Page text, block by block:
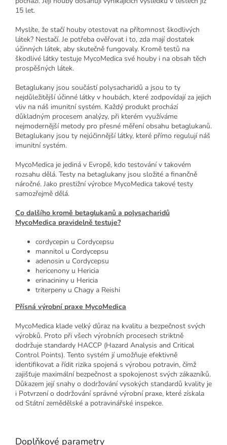
15 let.
Myslíte, že stačí houby otestovat na přítomnost škodlivých
látek? Nestačí. Je potřeba ověřovat i to, zda mají dostatek
účinných látek, aby skutečně fungovaly. Kromě testů na
škodlivé látky testuje MycoMedica své houby i na obsah těch
prospěšných látek.
Betaglukany jsou součástí polysacharidů a jsou to ty
nejdůležitější účinné látky v houbách, které zodpovídají za jejich
vliv na náš imunitní systém. Každý produkt prochází
důkladným procesem analýzy, při kterém využíváme
nejmodernější metody pro přesné měření obsahu betaglukanů.
Betaglukany jsou ty nejúčinnější látky, které přímo regulují náš
imunitní systém.
MycoMedica je jediná v Evropě, kdo testování v takovém
rozsahu dělá. Testy na betaglukany jsou složité a finančně
náročné. Jako prestižní výrobce MycoMedica takové testy
samozřejmě dělá.
Co dalšího kromě betaglukanů a polysacharidů
MycoMedica pravidelně testuje?
cordycepin u Cordycepsu
mannitol u Cordycepsu
adenosin u Cordycepsu
hericenony u Hericia
erinacininy u Hericia
triterpeny u Chagy a Reishi
Přísná výrobní praxe MycoMedica
MycoMedica klade velký důraz na kvalitu a bezpečnost svých
výrobků. Proto při všech výrobních procesech striktně
dodržuje standardy HACCP (Hazard Analysis and Critical
Control Points). Tento systém jí umožňuje efektivně
identifikovat a řídit rizika spojená s výrobou potravin, čímž
zajišťuje maximální bezpečnost a spokojenost svých zákazníků.
Důkazem její snahy o dodržování vysokých standardů kvality je
i Potvrzení o dodržování správné výrobní praxe, které získala
od Státní zemědělské a potravinářské inspekce.
Doplňkové parametry